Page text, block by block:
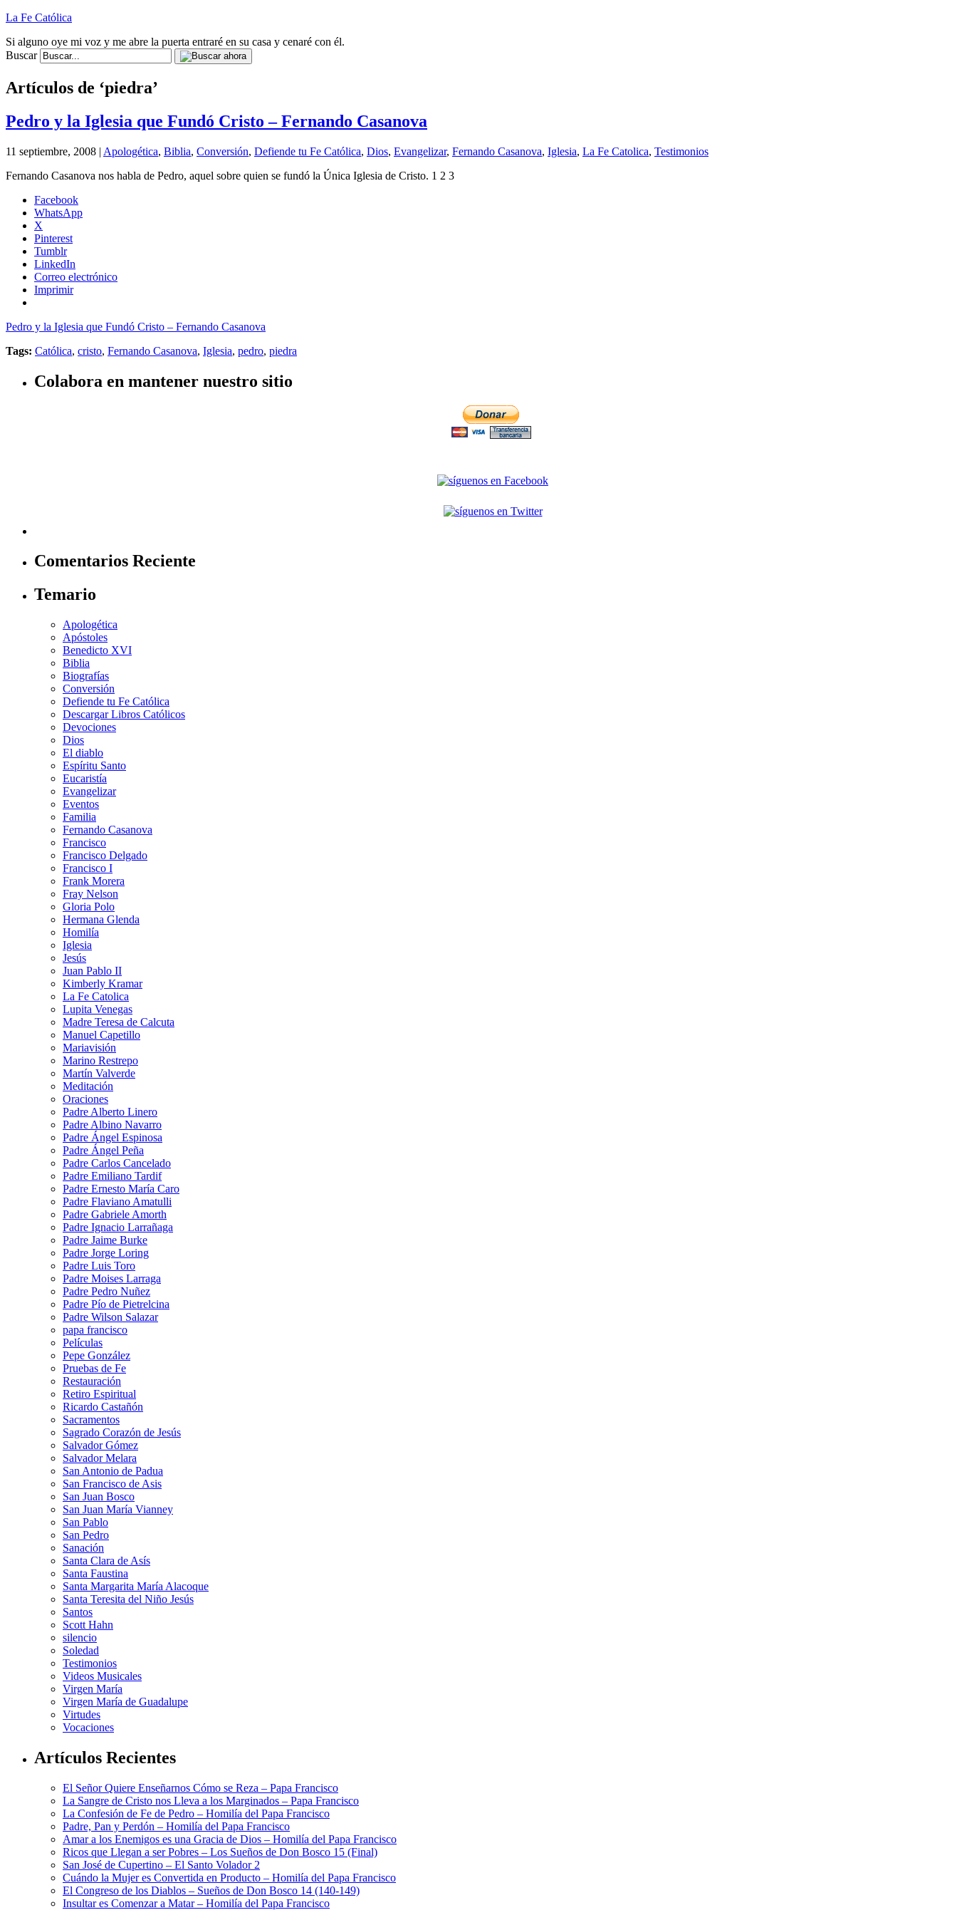
La Fe Católica
Si alguno oye mi voz y me abre la puerta entraré en su casa y cenaré con él.
Buscar
Artículos de ‘piedra’
Pedro y la Iglesia que Fundó Cristo – Fernando Casanova
11 septiembre, 2008 | Apologética, Biblia, Conversión, Defiende tu Fe Católica, Dios, Evangelizar, Fernando Casanova, Iglesia, La Fe Catolica, Testimonios
Fernando Casanova nos habla de Pedro, aquel sobre quien se fundó la Única Iglesia de Cristo. 1 2 3
Facebook
WhatsApp
X
Pinterest
Tumblr
LinkedIn
Correo electrónico
Imprimir
Pedro y la Iglesia que Fundó Cristo – Fernando Casanova
Tags: Católica, cristo, Fernando Casanova, Iglesia, pedro, piedra
Colabora en mantener nuestro sitio
Comentarios Reciente
Temario
Apologética
Apóstoles
Benedicto XVI
Biblia
Biografías
Conversión
Defiende tu Fe Católica
Descargar Libros Católicos
Devociones
Dios
El diablo
Espíritu Santo
Eucaristía
Evangelizar
Eventos
Familia
Fernando Casanova
Francisco
Francisco Delgado
Francisco I
Frank Morera
Fray Nelson
Gloria Polo
Hermana Glenda
Homilía
Iglesia
Jesús
Juan Pablo II
Kimberly Kramar
La Fe Catolica
Lupita Venegas
Madre Teresa de Calcuta
Manuel Capetillo
Mariavisión
Marino Restrepo
Martín Valverde
Meditación
Oraciones
Padre Alberto Linero
Padre Albino Navarro
Padre Ángel Espinosa
Padre Ángel Peña
Padre Carlos Cancelado
Padre Emiliano Tardif
Padre Ernesto María Caro
Padre Flaviano Amatulli
Padre Gabriele Amorth
Padre Ignacio Larrañaga
Padre Jaime Burke
Padre Jorge Loring
Padre Luis Toro
Padre Moises Larraga
Padre Pedro Nuñez
Padre Pío de Pietrelcina
Padre Wilson Salazar
papa francisco
Películas
Pepe González
Pruebas de Fe
Restauración
Retiro Espiritual
Ricardo Castañón
Sacramentos
Sagrado Corazón de Jesús
Salvador Gómez
Salvador Melara
San Antonio de Padua
San Francisco de Asis
San Juan Bosco
San Juan María Vianney
San Pablo
San Pedro
Sanación
Santa Clara de Asís
Santa Faustina
Santa Margarita María Alacoque
Santa Teresita del Niño Jesús
Santos
Scott Hahn
silencio
Soledad
Testimonios
Videos Musicales
Virgen María
Virgen María de Guadalupe
Virtudes
Vocaciones
Artículos Recientes
El Señor Quiere Enseñarnos Cómo se Reza – Papa Francisco
La Sangre de Cristo nos Lleva a los Marginados – Papa Francisco
La Confesión de Fe de Pedro – Homilía del Papa Francisco
Padre, Pan y Perdón – Homilía del Papa Francisco
Amar a los Enemigos es una Gracia de Dios – Homilía del Papa Francisco
Ricos que Llegan a ser Pobres – Los Sueños de Don Bosco 15 (Final)
San José de Cupertino – El Santo Volador 2
Cuándo la Mujer es Convertida en Producto – Homilía del Papa Francisco
El Congreso de los Diablos – Sueños de Don Bosco 14 (140-149)
Insultar es Comenzar a Matar – Homilía del Papa Francisco